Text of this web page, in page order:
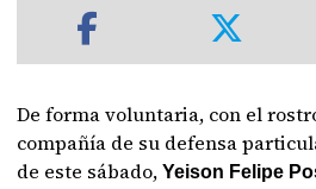
De forma voluntaria, con el
compañía de su defensa
de este sábado,Yeison Felipe